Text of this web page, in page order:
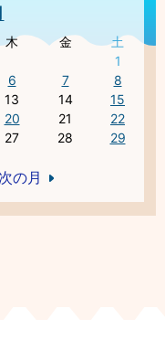
木 金
土
1
6 7
8
13 14
15
20 21
22
27 28
29
次の月